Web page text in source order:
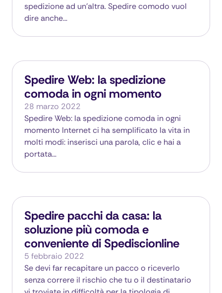
spedizione ad un’altra. Spedire comodo vuol
dire anche…
Spedire Web: la spedizione
comoda in ogni momento
28 marzo 2022
Spedire Web: la spedizione comoda in ogni
momento Internet ci ha semplificato la vita in
molti modi: inserisci una parola, clic e hai a
portata…
Spedire pacchi da casa: la
soluzione più comoda e
conveniente di Spediscionline
5 febbraio 2022
Se devi far recapitare un pacco o riceverlo
senza correre il rischio che tu o il destinatario